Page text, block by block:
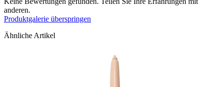
anderen.
Produktgalerie überspringen
Ähnliche Artikel